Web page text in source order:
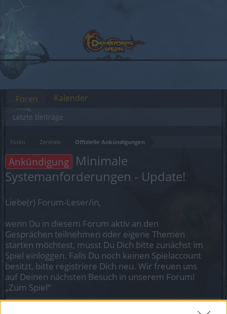
Foren Zentrale Offizielle Ankündigungen
Ankündigung Minimale
Systemanforderungen - Update!
Liebe(r) Forum-Leser/in,
wenn Du in diesem Forum aktiv an den
Gesprächen teilnehmen oder eigene Themen
starten möchtest, musst Du Dich bitte zunächst im
Spiel einloggen. Falls Du noch keinen Spielaccount
besitzt, bitte registriere Dich neu. Wir freuen uns
auf Deinen nächsten Besuch in unserem Forum!
„Zum Spiel“
Foren
Letzte Beiträge
Kalender